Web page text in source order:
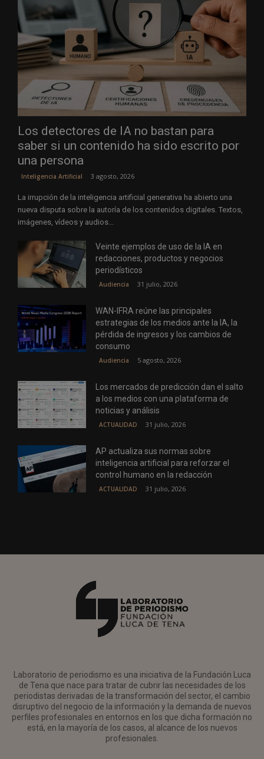
Los detectores de IA no bastan para
saber si un contenido ha sido escrito por
una persona
Inteligencia Artificial 3 agosto, 2026
La irrupción de la inteligencia artificial generativa ha abierto una
nueva disputa sobre la autoría de los contenidos digitales. Textos,
imágenes, vídeos y audios...
Veinte ejemplos de uso de la IA en
redacciones, productos y negocios
periodísticos
Audiencia 31 julio, 2026
WAN-IFRA reúne las principales
estrategias de los medios ante la IA, la
pérdida de ingresos y los cambios de
consumo
Audiencia 5 agosto, 2026
Los mercados de predicción dan el salto
a los medios con una plataforma de
noticias y análisis
ACTUALIDAD 31 julio, 2026
AP actualiza sus normas sobre
inteligencia artificial para reforzar el
control humano en la redacción
ACTUALIDAD 31 julio, 2026
Laboratorio de periodismo es una iniciativa de la Fundación Luca
de Tena que nace para tratar de cubrir las necesidades de los
periodistas derivadas de la transformación del sector, el cambio
disruptivo del negocio de la información y la demanda de nuevos
perfiles profesionales en entornos en los que dicha formación no
está, en la mayoría de los casos, al alcance de los nuevos
profesionales.